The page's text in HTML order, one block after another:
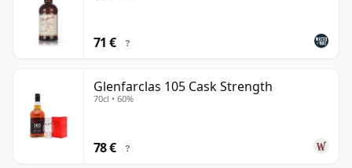
71 € ?
Glenfarclas 105 Cask Strength
70cl • 60%
78 € ?